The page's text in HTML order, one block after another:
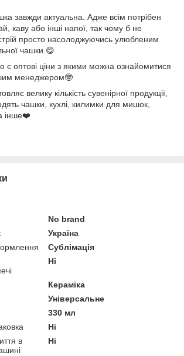
завжди актуальна. Адже всім потрібен
каву або інші напої, так чому б не
просто насолоджуючись улюбленим
чашки.😋
є оптові ціни з якими можна ознайомитися
менеджером🤓
велику кількість сувенірної продукції,
чашки, кухлі, килимки для мишок,
інше❤️
No brand
Україна
Сублімація
Ні
Кераміка
Універсальне
330 мл
Ні
в
Ні